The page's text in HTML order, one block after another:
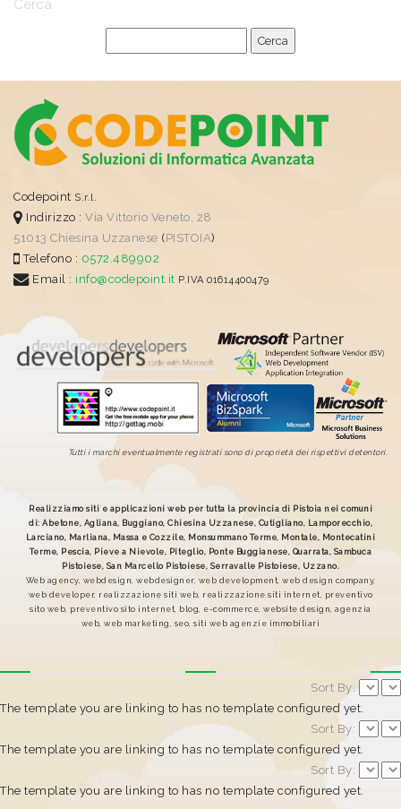
Cerca
Codepoint S.r.l.
Indirizzo : Via Vittorio Veneto, 28
51013 Chiesina Uzzanese (PISTOIA)
Telefono : 0572.489902
Email : info@codepoint.it P.IVA 01614400479
Tutti i marchi eventualmente registrati sono di proprietà dei rispettivi detentori.
Realizziamo siti e applicazioni web per tutta la provincia di Pistoia nei comuni
di: Abetone, Agliana, Buggiano, Chiesina Uzzanese, Cutigliano, Lamporecchio,
Larciano, Marliana, Massa e Cozzile, Monsummano Terme, Montale, Montecatini
Terme, Pescia, Pieve a Nievole, Piteglio, Ponte Buggianese, Quarrata, Sambuca
Pistoiese, San Marcello Pistoiese, Serravalle Pistoiese, Uzzano.
Web agency, webdesign, webdesigner, web development, web design company,
web developer, realizzazione siti web, realizzazione siti internet, preventivo
sito web, preventivo sito internet, blog, e-commerce, website design, agenzia
web, web marketing, seo, siti web agenzie immobiliari
Sort By:
The template you are linking to has no template configured yet.
Sort By:
The template you are linking to has no template configured yet.
Sort By:
The template you are linking to has no template configured yet.